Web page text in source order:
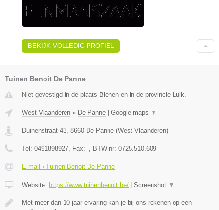
BEKIJK VOLLEDIG PROFIEL
Tuinen Benoit De Panne
Niet gevestigd in de plaats Blehen en in de provincie Luik.
West-Vlaanderen » De Panne Google maps ▼
Duinenstraat 43 8660 De Panne (West-Vlaanderen)
Tel: 0491898927 , Fax: - , BTW-nr: 0725.510.609
E-mail › Tuinen Benoit De Panne
Website: https://www.tuinenbenoit.be/ Screenshot ▼
Met meer dan 10 jaar ervaring kan je bij ons rekenen op een